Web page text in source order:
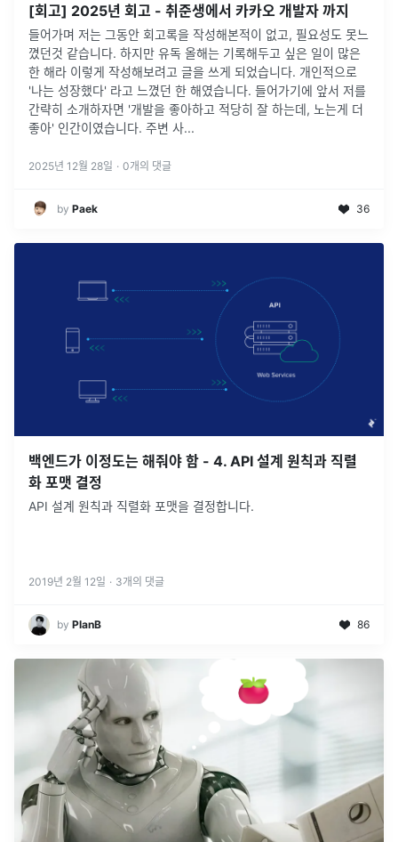
[회고] 2025년 회고 - 취준생에서 카카오 개발자 까지
들어가며 저는 그동안 회고록을 작성해본적이 없고, 필요성도 못느
꼈던것 같습니다. 하지만 유독 올해는 기록해두고 싶은 일이 많은
한 해라 이렇게 작성해보려고 글을 쓰게 되었습니다. 개인적으로
'나는 성장했다' 라고 느꼈던 한 해였습니다. 들어가기에 앞서 저를
간략히 소개하자면 '개발을 좋아하고 적당히 잘 하는데, 노는게 더
좋아' 인간이였습니다. 주변 사...
2025년 12월 28일 · 0개의 댓글
by Paek 36
백엔드가 이정도는 해줘야 함 - 4. API 설계 원칙과 직렬
화 포맷 결정
API 설계 원칙과 직렬화 포맷을 결정합니다.
2019년 2월 12일 · 3개의 댓글
by PlanB 86